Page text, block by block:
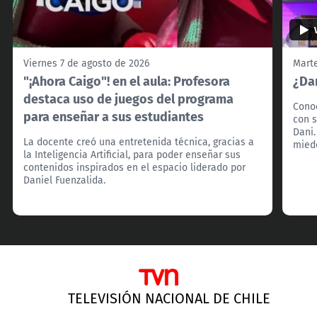
Viernes 7 de agosto de 2026
"¡Ahora Caigo"! en el aula: Profesora
destaca uso de juegos del programa
para enseñar a sus estudiantes
La docente creó una entretenida técnica, gracias a
la Inteligencia Artificial, para poder enseñar sus
contenidos inspirados en el espacio liderado por
Daniel Fuenzalida.
con
TELEVISIÓN NACIONAL DE CHILE